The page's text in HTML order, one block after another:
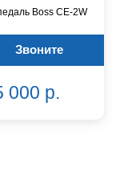
Boss CE-2W
Звоните
000 р.